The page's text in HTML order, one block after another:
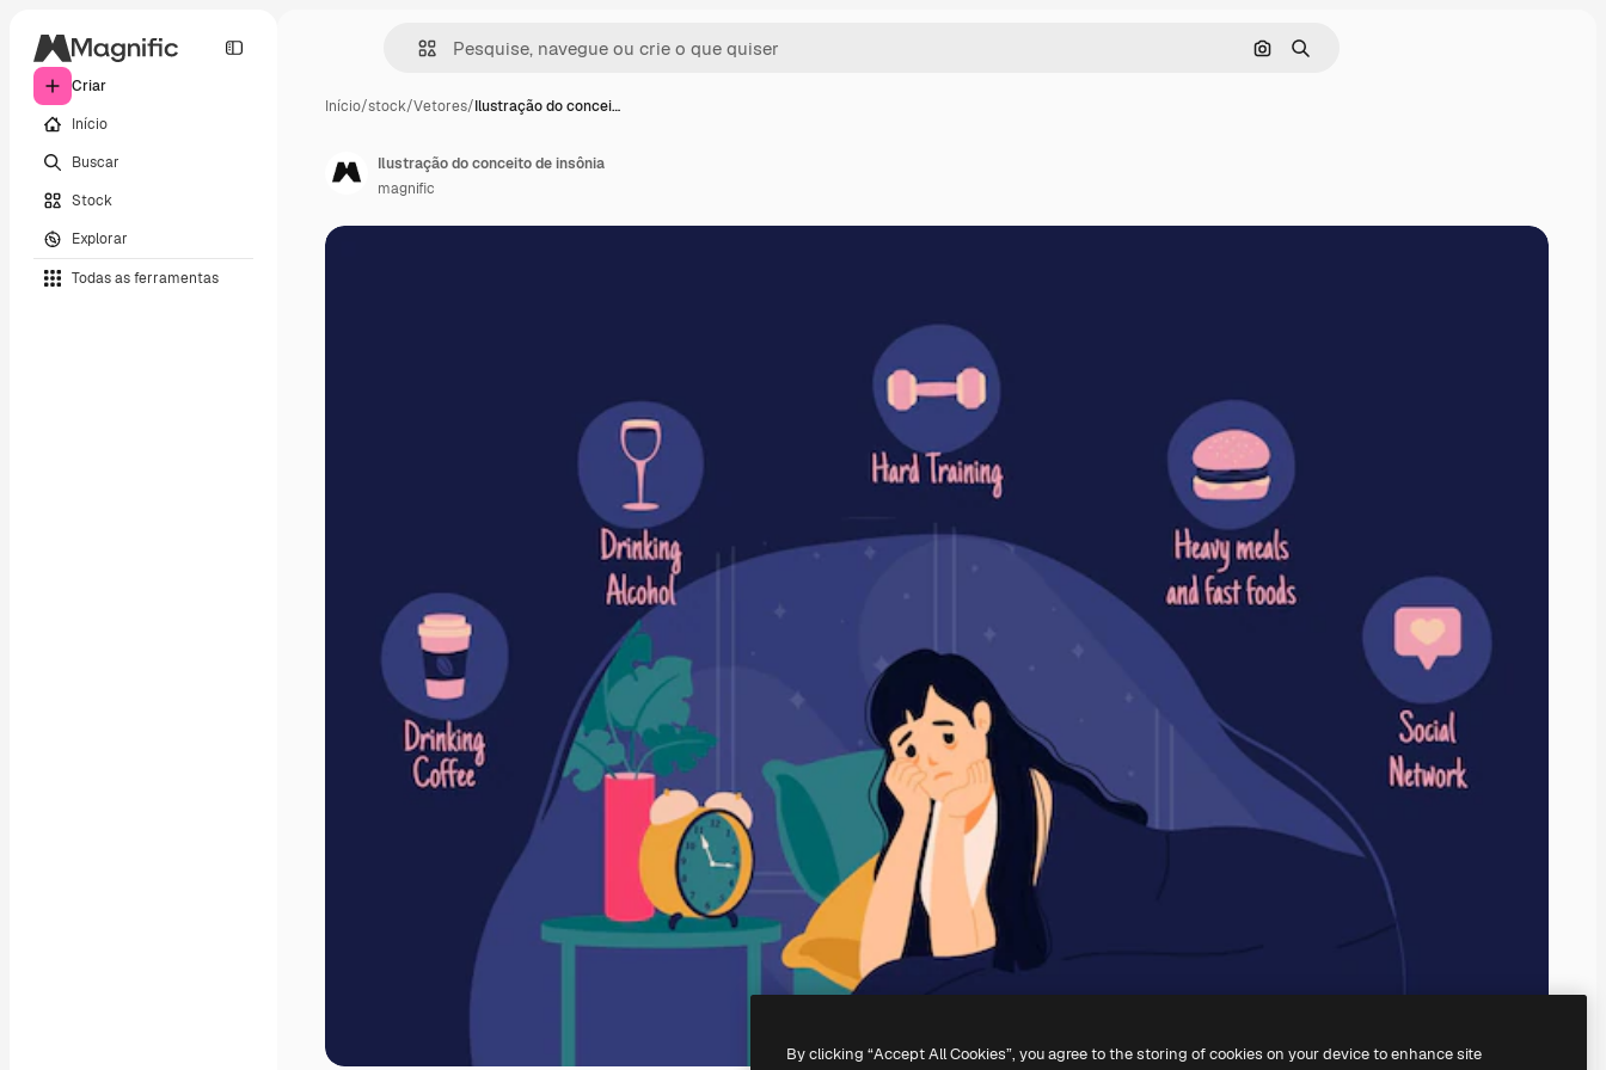
Criar
Início
Buscar
Stock
Explorar
Todas as ferramentas
Pesquisar por imagem
Buscar
Início/stock/Vetores/Ilustração do concei…
Ilustração do conceito de insônia
magnific
By clicking “Accept All Cookies”, you agree to the storing of cookies on your device to enhance site